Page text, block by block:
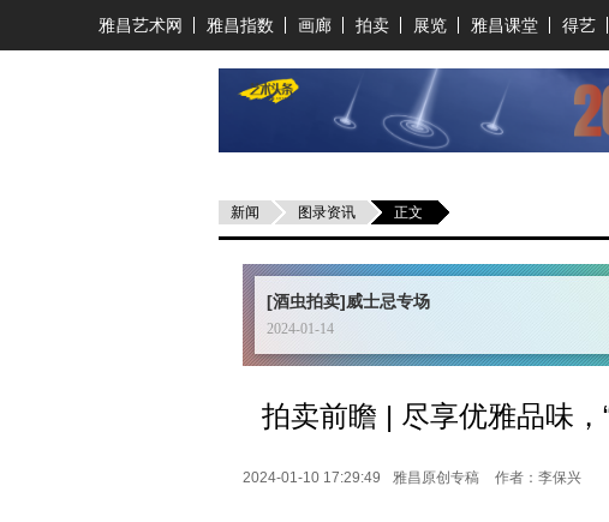
雅昌艺术网 雅昌指数 画廊 拍卖 展览 雅昌课堂 得艺
新闻 图录资讯 正文
[酒虫拍卖]威士忌专场
2024-01-14
拍卖前瞻 | 尽享优雅品味
2024-01-10 17:29:49 雅昌原创专稿 作者：李保兴